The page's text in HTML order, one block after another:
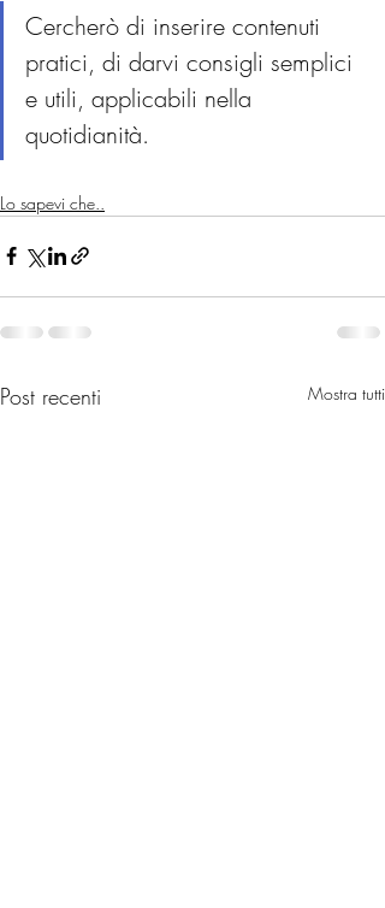
Cercherò di inserire contenuti
pratici, di darvi consigli semplici
e utili, applicabili nella
quotidianità.
Lo sapevi che..
Post recenti Mostra tutti